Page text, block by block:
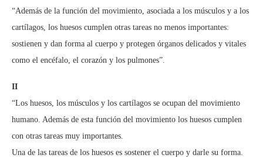
“Además de la función del movimiento, asociada a los músculos y a los
cartílagos, los huesos cumplen otras tareas no menos importantes:
sostienen y dan forma al cuerpo y protegen órganos delicados y vitales
como el encéfalo, el corazón y los pulmones”.
II
“Los huesos, los músculos y los cartílagos se ocupan del movimiento
humano. Además de esta función del movimiento los huesos cumplen
con otras tareas muy importantes.
Una de las tareas de los huesos es sostener el cuerpo y darle su forma.